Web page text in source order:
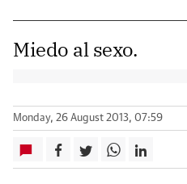
Miedo al sexo.
Monday, 26 August 2013, 07:59